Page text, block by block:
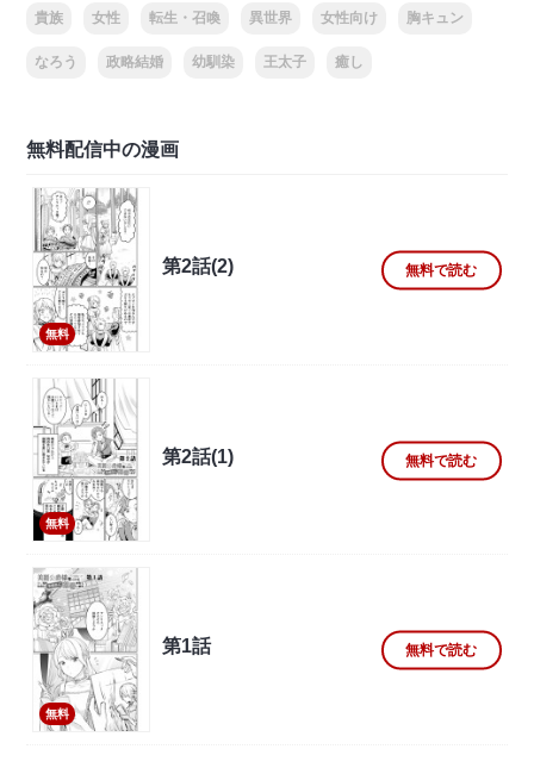
貴族 女性 転生・召喚 異世界 女性向け 胸キュン
なろう 政略結婚 幼馴染 王太子 癒し
無料配信中の漫画
無料
第2話(2) 無料で読む
無料
第2話(1) 無料で読む
無料
第1話 無料で読む